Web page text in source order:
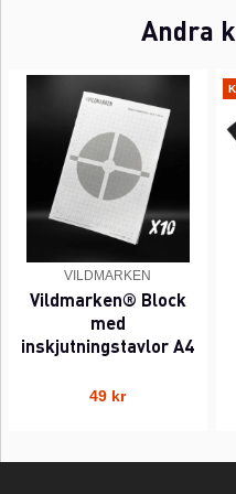
Andra
VILDMARKEN
Vildmarken® Block
med
inskjutningstavlor A4
49 kr